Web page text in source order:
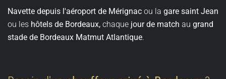
Navette depuis l'aéroport de Mérignac ou la gare saint Jean
ou les hôtels de Bordeaux, chaque jour de match au grand
stade de Bordeaux Matmut Atlantique.